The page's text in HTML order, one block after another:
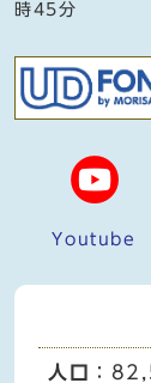
時45分
Youtube
人口 ：